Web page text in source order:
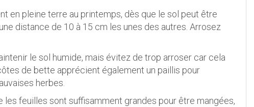
en pleine terre au printemps, dès que le sol peut être
distance de 10 à 15 cm les unes des autres. Arrosez
le sol humide, mais évitez de trop arroser car cela
de bette apprécient également un paillis pour
herbes.
feuilles sont suffisamment grandes pour être mangées,